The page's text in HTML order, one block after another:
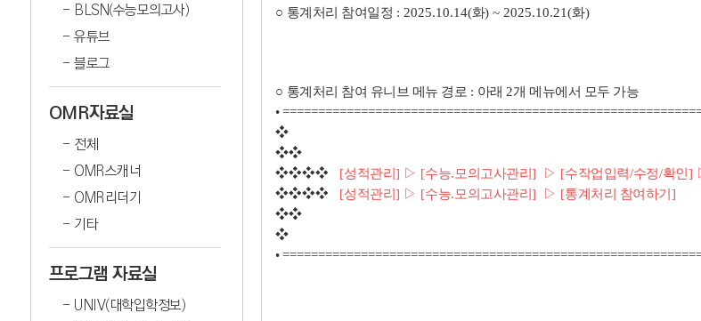
BLSN(수능모의고사)
유튜브
블로그
OMR자료실
전체
OMR스캐너
OMR리더기
기타
프로그램 자료실
UNIV(대학입학정보)
○ 통계처리 참여일정 : 2025.10.14(화) ~ 2025.10.21(화)
○ 통계처리 참여 유니브 메뉴 경로 : 아래 2개 메뉴에서 모두 가능
•
❖
❖❖
❖❖❖❖
[성적관리] ▷ [수능.모의고사관리] ▷ [수작업입력/수정/확인 ]
❖❖❖❖
[성적관리] ▷ [수능.모의고사관리] ▷ [통계처리 참여하기 ]
❖❖
❖
•